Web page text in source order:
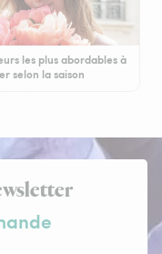
les plus abordables à
selon la saison